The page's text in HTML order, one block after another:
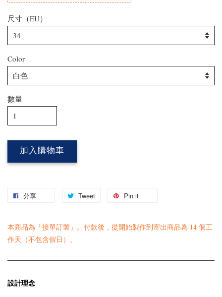
尺寸（EU）
Color
數量
加入購物車
分享 Tweet Pin it
本商品為「接單訂製」。付款後，從開始製作到寄出商品為 14 個工
作天（不包含假日）。
設計理念